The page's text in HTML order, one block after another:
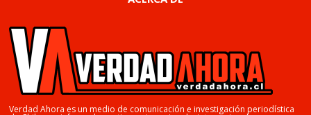
Verdad Ahora es un medio de comunicación e investigación periodística